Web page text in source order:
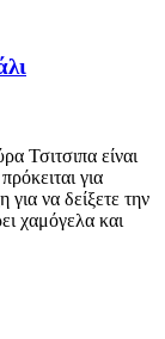
Τσιτσιπα είναι
για
για να δείξετε την
χαμόγελα και